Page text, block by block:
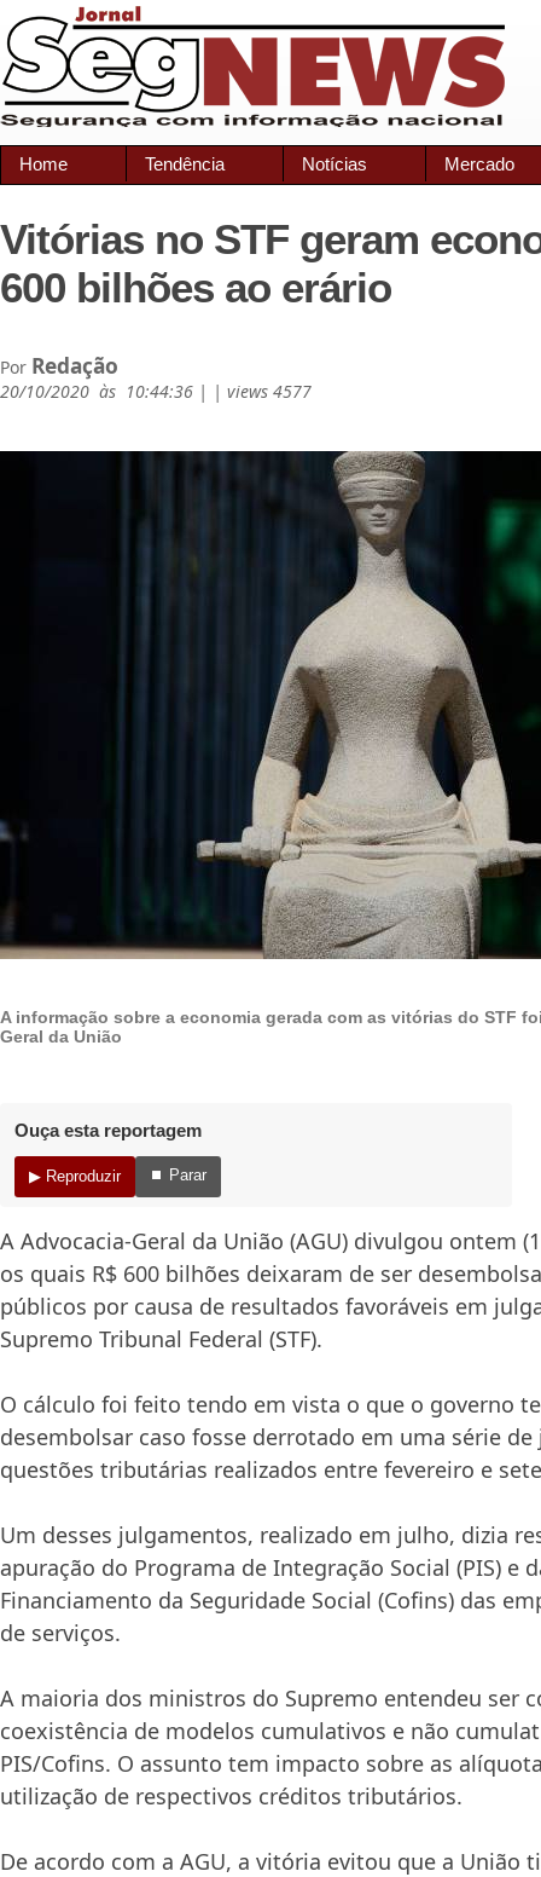
Home Tendência Notícias Mercado
Vitórias no STF geram
600 bilhões ao erário
Por Redação
20/10/2020 às 10:44:36 | | views 4577
A informação sobre a economia gerada com as vitórias do STF
Geral da União
Ouça esta reportagem
▶ Reproduzir ⏹ Parar
A Advocacia-Geral da União (AGU) divulgou ontem
os quais R$ 600 bilhões deixaram de ser
públicos por causa de resultados favoráveis em
Supremo Tribunal Federal (STF).
O cálculo foi feito tendo em vista o que o governo
desembolsar caso fosse derrotado em uma série
questões tributárias realizados entre fevereiro e
Um desses julgamentos, realizado em julho, dizia
apuração do Programa de Integração Social (PIS) e
Financiamento da Seguridade Social (Cofins) das
de serviços.
A maioria dos ministros do Supremo entendeu ser
coexistência de modelos cumulativos e não
PIS/Cofins. O assunto tem impacto sobre as
utilização de respectivos créditos tributários.
De acordo com a AGU, a vitória evitou que a União